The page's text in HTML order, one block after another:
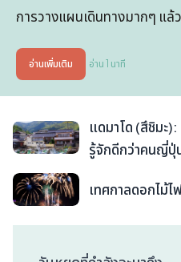
การวางแผนเดินทางมากๆ แล้ว
อ่านเพิ่มเติม อ่าน 1 นาที
แดมาโด (สึชิมะ
รู้จักดีกว่าคนญี่ปุ่
เทศกาลดอกไม้